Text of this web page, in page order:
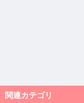
関連カテゴリ